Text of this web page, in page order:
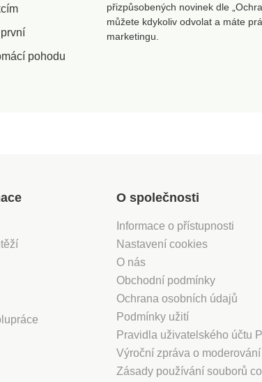
pohodu
přizpůsobených novinek dle
můžete kdykoliv odvolat a máte
marketingu.
O společnosti
Informace o přístupnosti
Nastavení cookies
O nás
Obchodní podmínky
Ochrana osobních údajů
Podmínky užití
Pravidla uživatelského účtu
Výroční zpráva o
Zásady používání souborů